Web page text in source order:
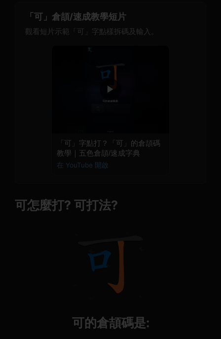
「可」倉頡/速成教學短片
觀看短片示範「可」字點樣拆碼及輸入。
▶
「可」字點打？「可」的倉頡碼
教學｜五色倉頡/速成字典
在 YouTube 開啟
可怎麼打? 可打法?
可的倉頡碼是: